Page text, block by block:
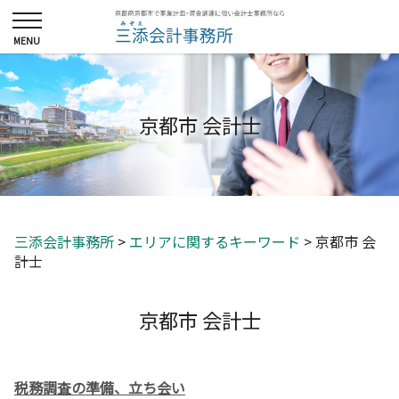
京都市 会計士
三添会計事務所 > エリアに関するキーワード >京都市 会
計士
京都市 会計士
税務調査の準備、立ち会い